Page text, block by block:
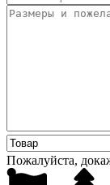
Пожалуйста,